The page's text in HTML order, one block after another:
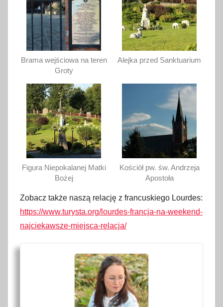
Brama wejściowa na teren
Groty
Alejka przed Sanktuarium
Figura Niepokalanej Matki
Bożej
Kościół pw. św. Andrzeja
Apostoła
Zobacz także naszą relację z francuskiego Lourdes:
https://www.turysta.org/lourdes-francja-na-weekend-
najciekawsze-miejsca-relacja/